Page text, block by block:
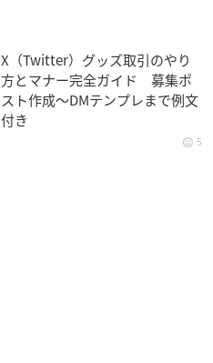
X（Twitter）グッズ取引のやり
方とマナー完全ガイド 募集ポ
スト作成〜DMテンプレまで例文
付き
5